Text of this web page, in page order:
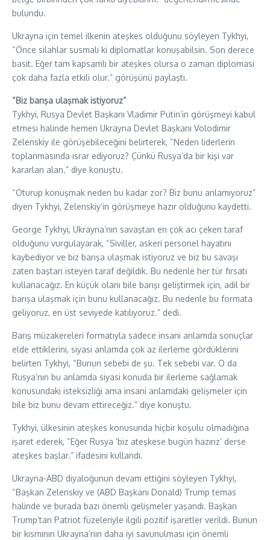
bulundu.
Ukrayna için temel ilkenin ateşkes olduğunu söyleyen Tykhyi,
“Önce silahlar susmalı ki diplomatlar konuşabilsin. Son derece
basit. Eğer tam kapsamlı bir ateşkes olursa o zaman diplomasi
çok daha fazla etkili olur.” görüşünü paylaştı.
“Biz barışa ulaşmak istiyoruz”
Tykhyi, Rusya Devlet Başkanı Vladimir Putin’in görüşmeyi kabul
etmesi halinde hemen Ukrayna Devlet Başkanı Volodimir
Zelenskiy ile görüşebileceğini belirterek, “Neden liderlerin
toplanmasında ısrar ediyoruz? Çünkü Rusya’da bir kişi var
kararları alan.” diye konuştu.
“Oturup konuşmak neden bu kadar zor? Biz bunu anlamıyoruz”
diyen Tykhyi, Zelenskiy’in görüşmeye hazır olduğunu kaydetti.
George Tykhyi, Ukrayna’nın savaştan en çok acı çeken taraf
olduğunu vurgulayarak, “Siviller, askeri personel hayatını
kaybediyor ve biz barışa ulaşmak istiyoruz ve biz bu savaşı
zaten baştan isteyen taraf değildik. Bu nedenle her tür fırsatı
kullanacağız. En küçük olanı bile barışı geliştirmek için, adil bir
barışa ulaşmak için bunu kullanacağız. Bu nedenle bu formata
geliyoruz, en üst seviyede katılıyoruz.” dedi.
Barış müzakereleri formatıyla sadece insani anlamda sonuçlar
elde ettiklerini, siyasi anlamda çok az ilerleme gördüklerini
belirten Tykhyi, “Bunun sebebi de şu. Tek sebebi var. O da
Rusya’nın bu anlamda siyasi konuda bir ilerleme sağlamak
konusundaki isteksizliği ama insani anlamdaki gelişmeler için
bile biz bunu devam ettireceğiz.” diye konuştu.
Tykhyi, ülkesinin ateşkes konusunda hiçbir koşulu olmadığına
işaret ederek, “Eğer Rusya ‘biz ateşkese bugün hazırız’ derse
ateşkes başlar.” ifadesini kullandı.
Ukrayna-ABD diyaloğunun devam ettiğini söyleyen Tykhyi,
“Başkan Zelenskiy ve (ABD Başkanı Donald) Trump temas
halinde ve burada bazı önemli gelişmeler yaşandı. Başkan
Trump’tan Patriot füzeleriyle ilgili pozitif işaretler verildi. Bunun
bir kısmının Ukrayna’nın daha iyi savunulması için önemli